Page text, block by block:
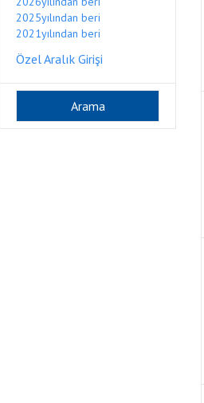
2025yılından beri
2021yılından beri
Özel Aralık Girişi